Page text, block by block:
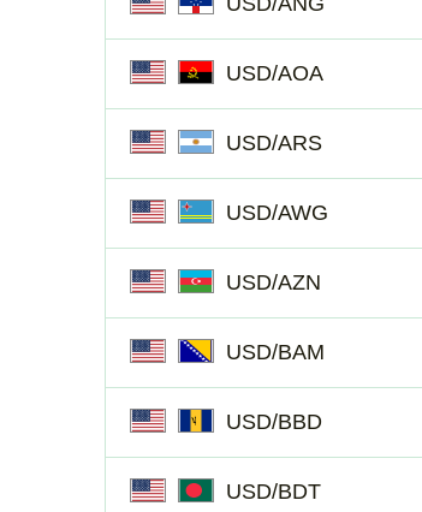
USD/AOA
USD/ARS
USD/AWG
USD/AZN
USD/BAM
USD/BBD
USD/BDT